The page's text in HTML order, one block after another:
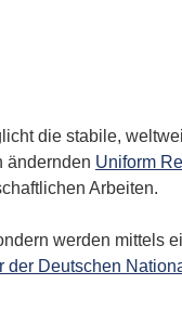
die stabile,
ändernden Uniform
Arbeiten.
werden mittels
der Deutschen